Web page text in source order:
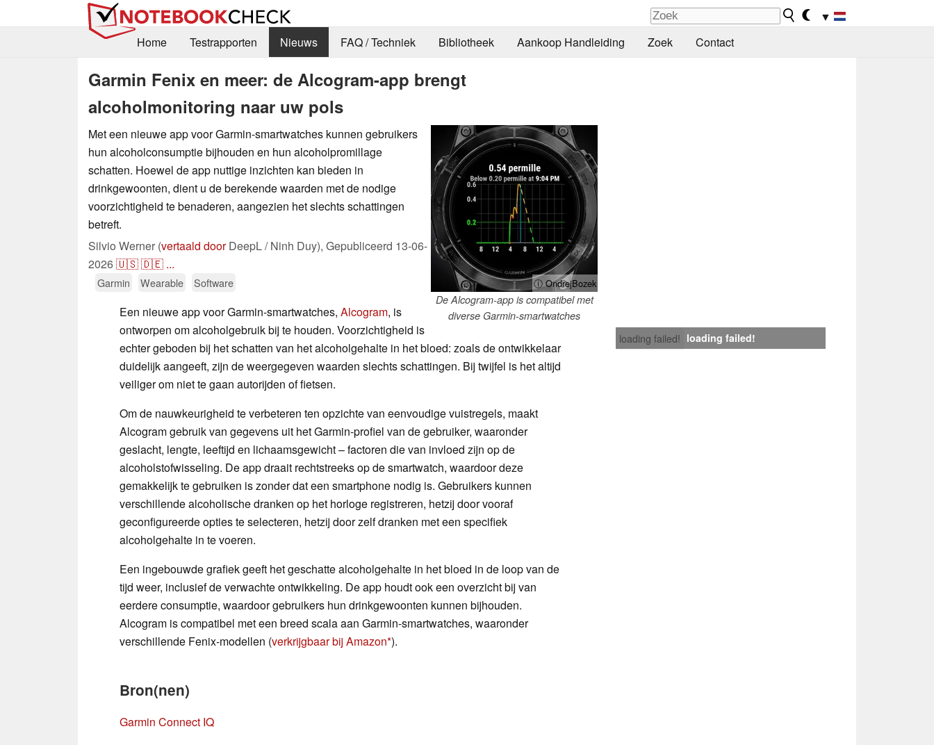
▼
Home
Testrapporten Nieuws FAQ / Techniek Bibliotheek Aankoop Handleiding Zoek Contact
Garmin Fenix en meer: de Alcogram-app brengt
alcoholmonitoring naar uw pols
ⓘ OndrejBozek
De Alcogram-app is compatibel met
diverse Garmin-smartwatches
Met een nieuwe app voor Garmin-smartwatches kunnen gebruikers
hun alcoholconsumptie bijhouden en hun alcoholpromillage
schatten. Hoewel de app nuttige inzichten kan bieden in
drinkgewoonten, dient u de berekende waarden met de nodige
voorzichtigheid te benaderen, aangezien het slechts schattingen
betreft.
Silvio Werner (vertaald doorDeepL / Ninh Duy), Gepubliceerd 13-06-
2026🇺🇸🇩🇪 ...
Garmin Wearable Software
loading failed! loading failed!
Een nieuwe app voor Garmin-smartwatches, Alcogram, is
ontworpen om alcoholgebruik bij te houden. Voorzichtigheid is
echter geboden bij het schatten van het alcoholgehalte in het bloed: zoals de ontwikkelaar
duidelijk aangeeft, zijn de weergegeven waarden slechts schattingen. Bij twijfel is het altijd
veiliger om niet te gaan autorijden of fietsen.
Om de nauwkeurigheid te verbeteren ten opzichte van eenvoudige vuistregels, maakt
Alcogram gebruik van gegevens uit het Garmin-profiel van de gebruiker, waaronder
geslacht, lengte, leeftijd en lichaamsgewicht – factoren die van invloed zijn op de
alcoholstofwisseling. De app draait rechtstreeks op de smartwatch, waardoor deze
gemakkelijk te gebruiken is zonder dat een smartphone nodig is. Gebruikers kunnen
verschillende alcoholische dranken op het horloge registreren, hetzij door vooraf
geconfigureerde opties te selecteren, hetzij door zelf dranken met een specifiek
alcoholgehalte in te voeren.
Een ingebouwde grafiek geeft het geschatte alcoholgehalte in het bloed in de loop van de
tijd weer, inclusief de verwachte ontwikkeling. De app houdt ook een overzicht bij van
eerdere consumptie, waardoor gebruikers hun drinkgewoonten kunnen bijhouden.
Alcogram is compatibel met een breed scala aan Garmin-smartwatches, waaronder
verschillende Fenix-modellen (verkrijgbaar bij Amazon ).
Bron(nen)
Garmin Connect IQ